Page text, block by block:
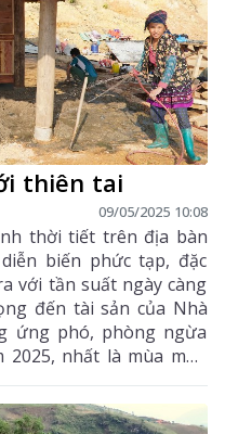
thiên tai
09/05/2025 10:08
thời tiết trên địa bàn
biến phức tạp, đặc
với tần suất ngày càng
đến tài sản của Nhà
ứng phó, phòng ngừa
nhất là mùa mưa
tích cực triển khai đồng